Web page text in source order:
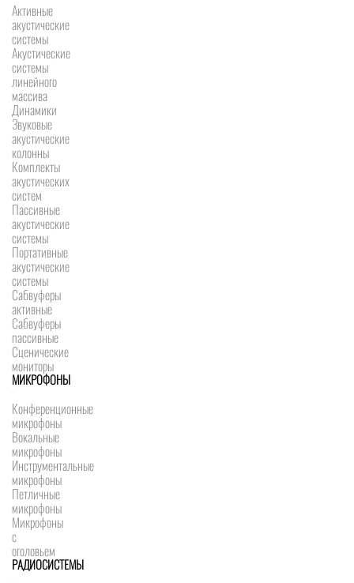
Активные
акустические
системы
Акустические
системы
линейного
массива
Динамики
Звуковые
акустические
колонны
Комплекты
акустических
систем
Пассивные
акустические
системы
Портативные
акустические
системы
Сабвуферы
активные
Сабвуферы
пассивные
Сценические
мониторы
МИКРОФОНЫ
Конференционные
микрофоны
Вокальные
микрофоны
Инструментальные
микрофоны
Петличные
микрофоны
Микрофоны
с
оголовьем
РАДИОСИСТЕМЫ